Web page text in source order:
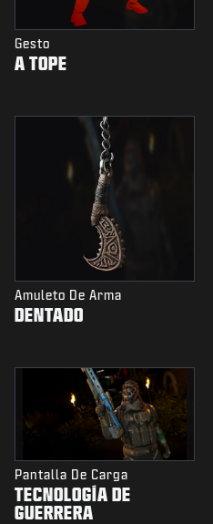
Gesto
A TOPE
Amuleto De Arma
DENTADO
Pantalla De Carga
TECNOLOGÍA DE
GUERRERA